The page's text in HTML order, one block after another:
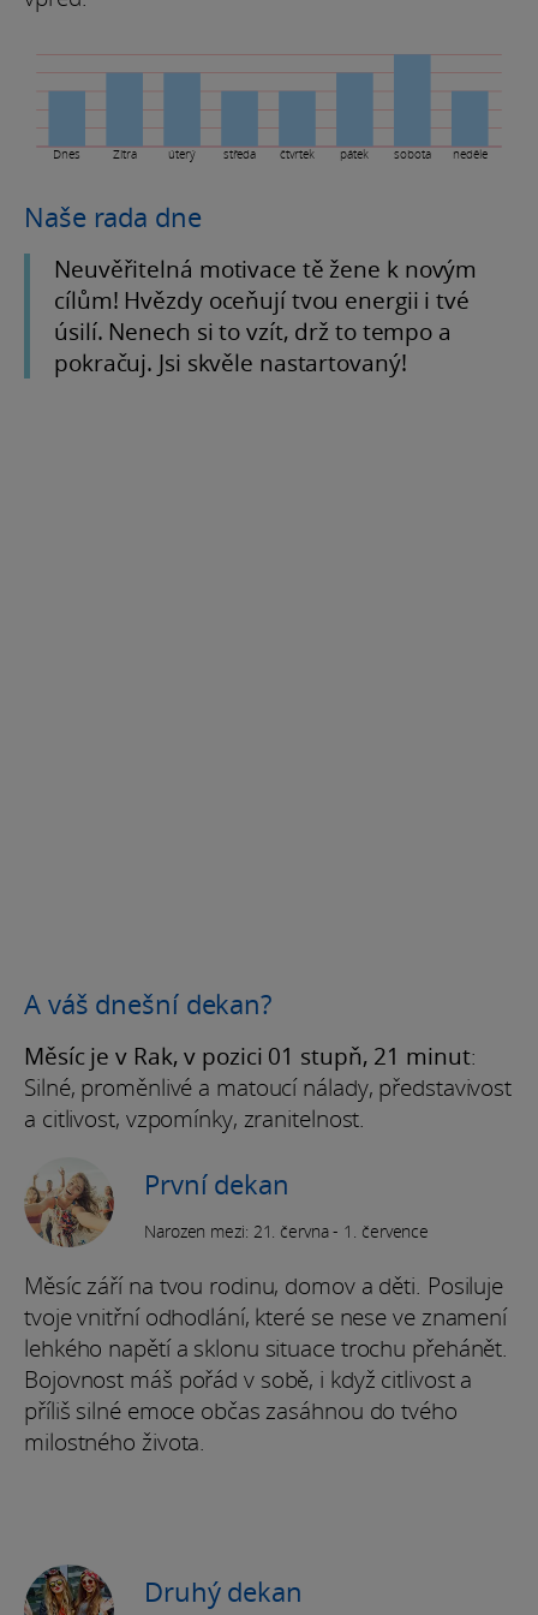
Dnes Zítra úterý středa čtvrtek pátek sobota neděle
Naše rada dne
Neuvěřitelná motivace tě žene k novým
cílům! Hvězdy oceňují tvou energii i tvé
úsilí. Nenech si to vzít, drž to tempo a
pokračuj. Jsi skvěle nastartovaný!
A váš dnešní dekan?
Měsíc je v Rak, v pozici 01 stupň, 21 minut:
Silné, proměnlivé a matoucí nálady, představivost
a citlivost, vzpomínky, zranitelnost.
První dekan
Narozen mezi: 21. června - 1. července
Měsíc září na tvou rodinu, domov a děti. Posiluje
tvoje vnitřní odhodlání, které se nese ve znamení
lehkého napětí a sklonu situace trochu přehánět.
Bojovnost máš pořád v sobě, i když citlivost a
příliš silné emoce občas zasáhnou do tvého
milostného života.
Druhý dekan